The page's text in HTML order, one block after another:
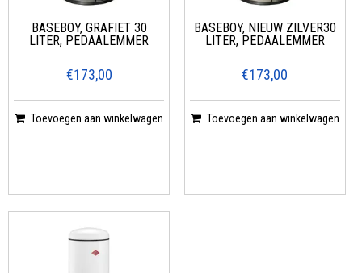
BASEBOY, GRAFIET 30
LITER, PEDAALEMMER
€173,00
Toevoegen aan winkelwagen
BASEBOY, NIEUW ZILVER30
LITER, PEDAALEMMER
€173,00
Toevoegen aan winkelwagen